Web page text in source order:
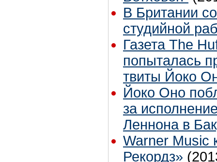
В Британии
студийной
Газета The
попыталась
твиты Йоко
Йоко Оно
за
Леннона в
Warner Music
Рекордз»